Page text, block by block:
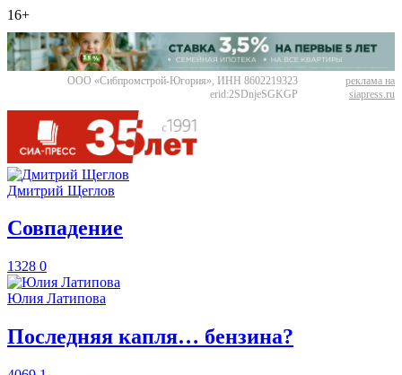
16+
ООО «Сибпромстрой-Югория», ИНН 8602219323
erid:2SDnjeSGKGP
реклама на
siapress.ru
Дмитрий Щеглов
​Совпадение
1328 0
Юлия Латипова
​Последняя капля… бензина?